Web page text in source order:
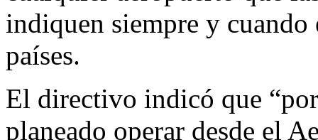
indiquen siempre y
países.
El directivo indicó que
planeado operar desde el